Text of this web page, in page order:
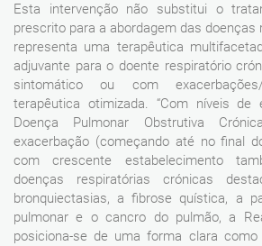
Esta intervenção não substitui o
prescrito para a abordagem das doenças
representa uma terapêutica
adjuvante para o doente respiratório
sintomático ou com
terapêutica otimizada. “Com níveis de
Doença Pulmonar Obstrutiva
exacerbação (começando até no final
com crescente estabelecimento
doenças respiratórias crónicas
bronquiectasias, a fibrose quística, a
pulmonar e o cancro do pulmão, a
posiciona-se de uma forma clara